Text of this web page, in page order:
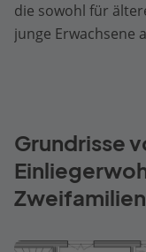
die sowohl für
junge Erwachsene
Grundrisse